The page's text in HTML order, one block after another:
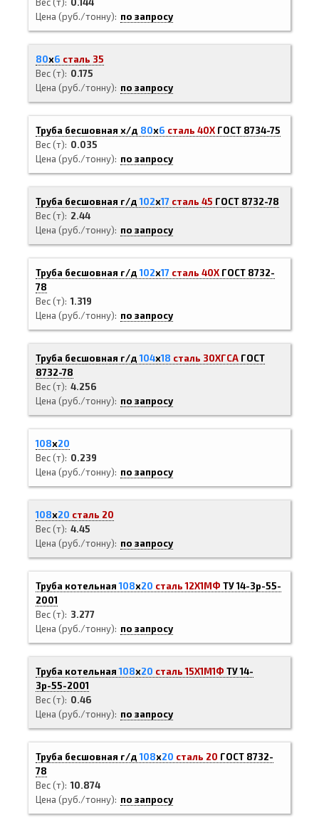
Цена (руб./тонну)
по запросу
80х6 сталь 35
Вес (т)
0.175
Цена (руб./тонну)
по запросу
Труба бесшовная х/д 80х6 сталь 40Х ГОСТ 8734-75
Вес (т)
0.035
Цена (руб./тонну)
по запросу
Труба бесшовная г/д102х17 сталь 45 ГОСТ 8732-78
Вес (т)
2.44
Цена (руб./тонну)
по запросу
Труба бесшовная г/д102х17 сталь 40Х ГОСТ 8732-
78
Вес (т) 1.319
Цена (руб./тонну)
по запросу
Труба бесшовная г/д104х18 сталь 30ХГСА ГОСТ
8732-78
Вес (т) 4.256
Цена (руб./тонну)
по запросу
108х20
Вес (т)
0.239
Цена (руб./тонну)
по запросу
108х20 сталь 20
Вес (т) 4.45
Цена (руб./тонну)
по запросу
Труба котельная108х20 сталь 12Х1МФ ТУ 14-3р-55-
2001
Вес (т)
3.277
Цена (руб./тонну)
по запросу
Труба котельная108х20 сталь 15Х1М1Ф ТУ 14-
3р-55-2001
Вес (т)
0.46
Цена (руб./тонну)
по запросу
Труба бесшовная г/д108х20 сталь 20 ГОСТ 8732-
78
Вес (т) 10.874
Цена (руб./тонну)
по запросу